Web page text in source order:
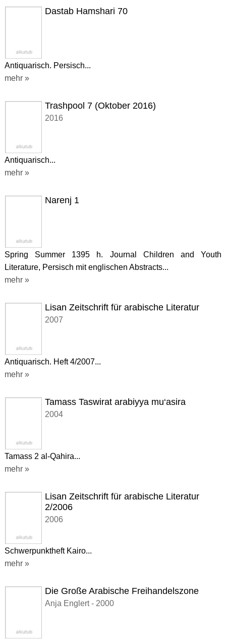
Dastab Hamshari 70
Antiquarisch. Persisch...
mehr »
Trashpool 7 (Oktober 2016)
2016
Antiquarisch...
mehr »
Narenj 1
Spring Summer 1395 h. Journal Children and Youth
Literature, Persisch mit englischen Abstracts...
mehr »
Lisan Zeitschrift für arabische Literatur
2007
Antiquarisch. Heft 4/2007...
mehr »
Tamass Taswirat arabiyya mu‘asira
2004
Tamass 2 al-Qahira...
mehr »
Lisan Zeitschrift für arabische Literatur
2/2006
2006
Schwerpunktheft Kairo...
mehr »
Die Große Arabische Freihandelszone
Anja Englert - 2000